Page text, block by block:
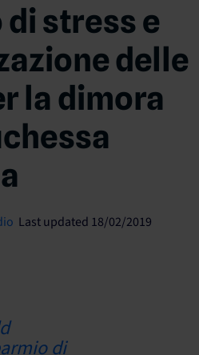
stress e
delle
la dimora
Last updated 18/02/2019